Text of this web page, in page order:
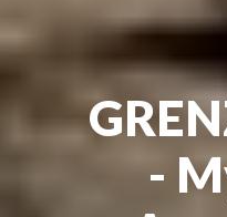
-